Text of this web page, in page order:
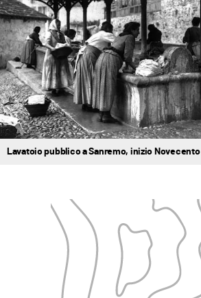
Lavatoio pubblico a Sanremo, inizio Novecento